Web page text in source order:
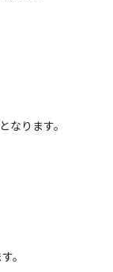
なります。
。